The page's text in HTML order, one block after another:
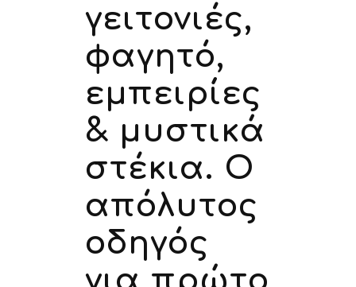
γειτονιές,
φαγητό,
εμπειρίες
& μυστικά
στέκια. Ο
απόλυτος
οδηγός